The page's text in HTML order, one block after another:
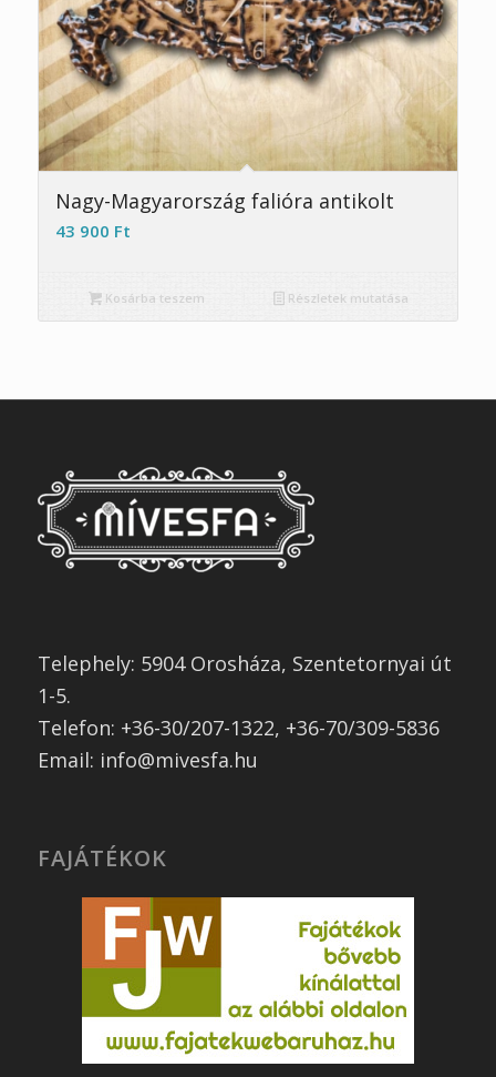
Nagy-Magyarország falióra antikolt
43 900 Ft
Kosárba teszem Részletek mutatása
Telephely: 5904 Orosháza, Szentetornyai út
1-5.
Telefon: +36-30/207-1322, +36-70/309-5836
Email: info@mivesfa.hu
FAJÁTÉKOK